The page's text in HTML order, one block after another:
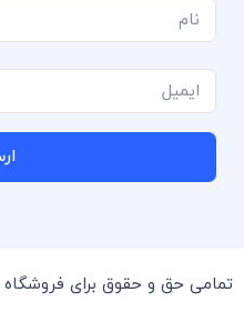
تمامی حق و حقوق برای